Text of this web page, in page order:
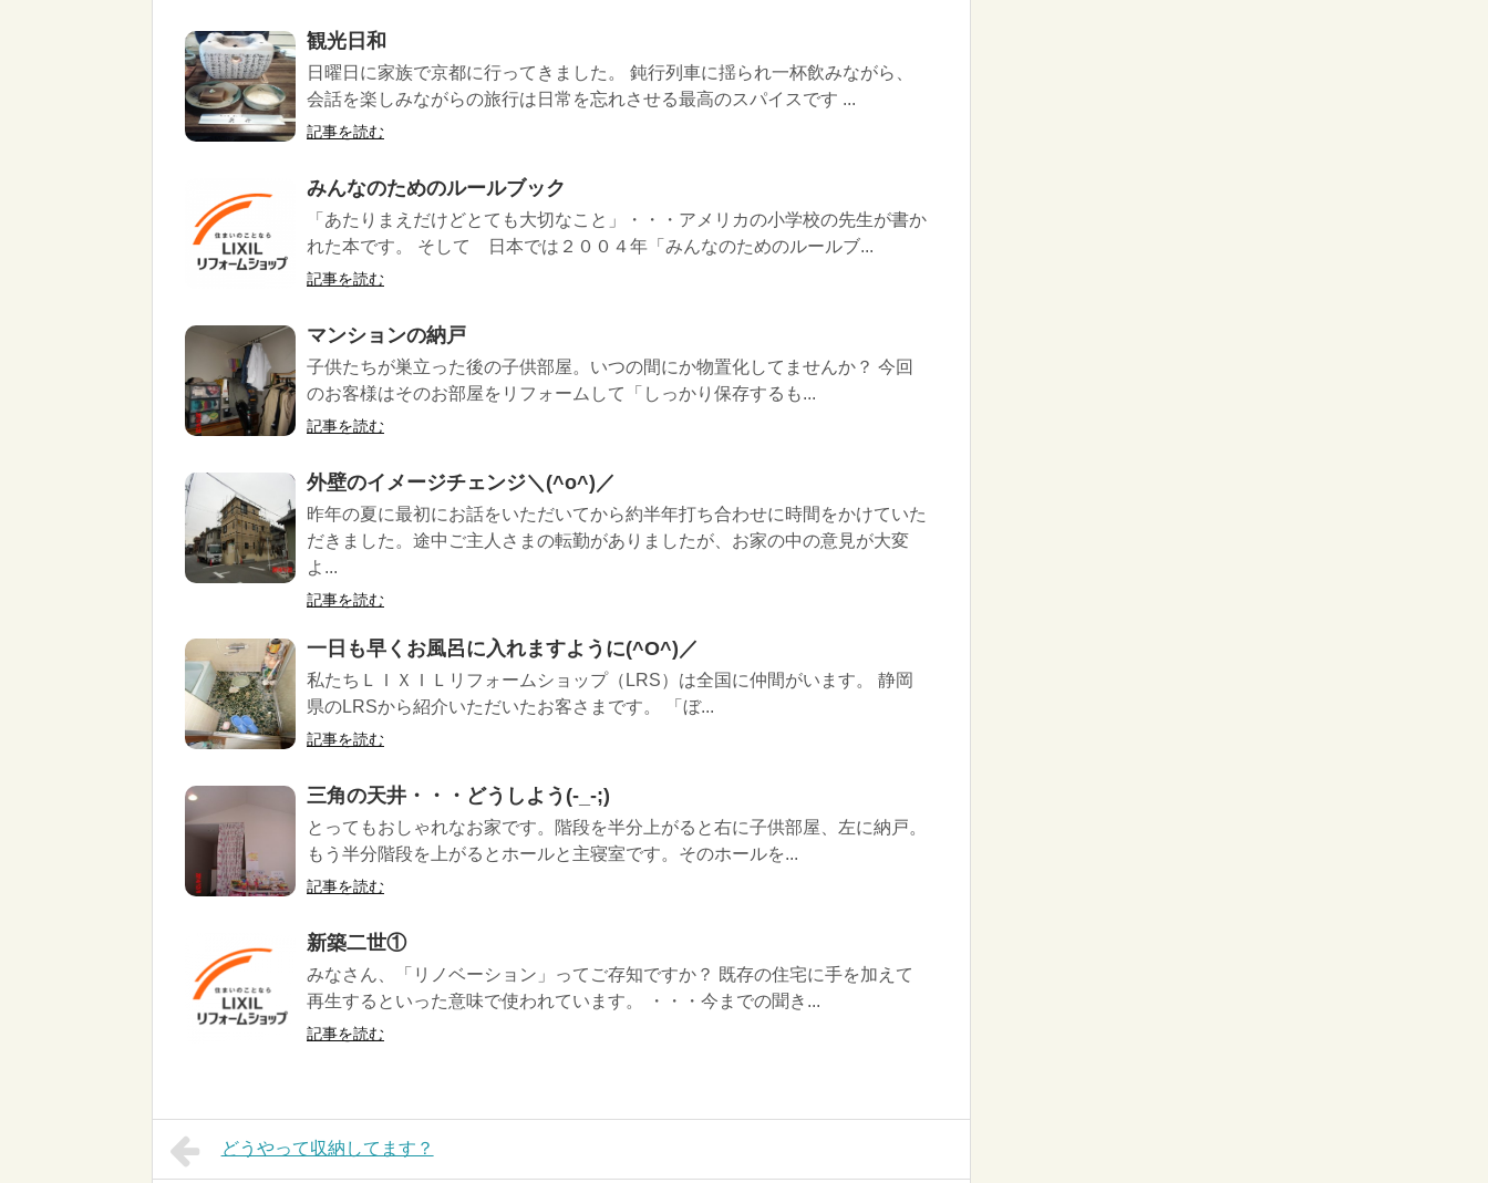
観光日和
日曜日に家族で京都に行ってきました。 鈍行列車に揺られ一杯飲みながら、
会話を楽しみながらの旅行は日常を忘れさせる最高のスパイスです ...
記事を読む
みんなのためのルールブック
「あたりまえだけどとても大切なこと」・・・アメリカの小学校の先生が書か
れた本です。 そして 日本では２００４年「みんなのためのルールブ...
記事を読む
マンションの納戸
子供たちが巣立った後の子供部屋。いつの間にか物置化してませんか？ 今回
のお客様はそのお部屋をリフォームして「しっかり保存するも...
記事を読む
外壁のイメージチェンジ＼(^o^)／
昨年の夏に最初にお話をいただいてから約半年打ち合わせに時間をかけていた
だきました。途中ご主人さまの転勤がありましたが、お家の中の意見が大変
よ...
記事を読む
一日も早くお風呂に入れますように(^O^)／
私たちＬＩＸＩＬリフォームショップ（LRS）は全国に仲間がいます。 静岡
県のLRSから紹介いただいたお客さまです。 「ぼ...
記事を読む
三角の天井・・・どうしよう(-_-;)
とってもおしゃれなお家です。階段を半分上がると右に子供部屋、左に納戸。
もう半分階段を上がるとホールと主寝室です。そのホールを...
記事を読む
新築二世①
みなさん、「リノベーション」ってご存知ですか？ 既存の住宅に手を加えて
再生するといった意味で使われています。 ・・・今までの聞き...
記事を読む
どうやって収納してます？